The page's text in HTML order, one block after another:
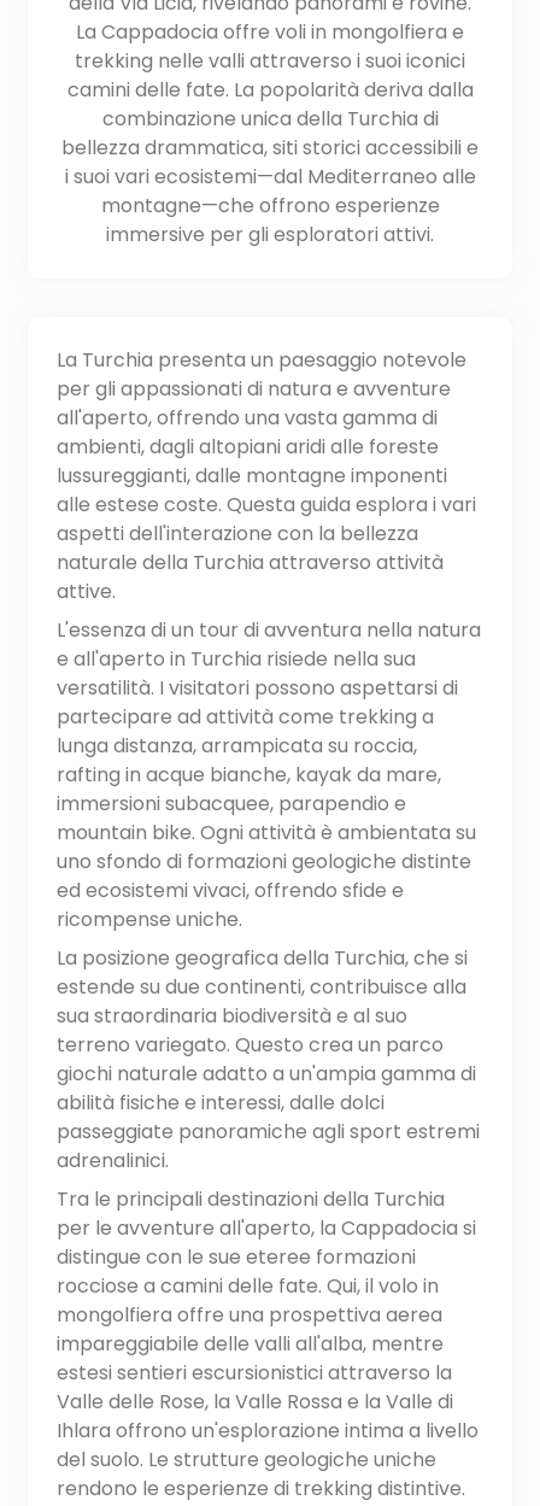
La Cappadocia offre voli in mongolfiera e
trekking nelle valli attraverso i suoi iconici
camini delle fate. La popolarità deriva dalla
combinazione unica della Turchia di
bellezza drammatica, siti storici accessibili e
i suoi vari ecosistemi—dal Mediterraneo alle
montagne—che offrono esperienze
immersive per gli esploratori attivi.
La Turchia presenta un paesaggio notevole
per gli appassionati di natura e avventure
all'aperto, offrendo una vasta gamma di
ambienti, dagli altopiani aridi alle foreste
lussureggianti, dalle montagne imponenti
alle estese coste. Questa guida esplora i vari
aspetti dell'interazione con la bellezza
naturale della Turchia attraverso attività
attive.
L'essenza di un tour di avventura nella natura
e all'aperto in Turchia risiede nella sua
versatilità. I visitatori possono aspettarsi di
partecipare ad attività come trekking a
lunga distanza, arrampicata su roccia,
rafting in acque bianche, kayak da mare,
immersioni subacquee, parapendio e
mountain bike. Ogni attività è ambientata su
uno sfondo di formazioni geologiche distinte
ed ecosistemi vivaci, offrendo sfide e
ricompense uniche.
La posizione geografica della Turchia, che si
estende su due continenti, contribuisce alla
sua straordinaria biodiversità e al suo
terreno variegato. Questo crea un parco
giochi naturale adatto a un'ampia gamma di
abilità fisiche e interessi, dalle dolci
passeggiate panoramiche agli sport estremi
adrenalinici.
Tra le principali destinazioni della Turchia
per le avventure all'aperto, la Cappadocia si
distingue con le sue eteree formazioni
rocciose a camini delle fate. Qui, il volo in
mongolfiera offre una prospettiva aerea
impareggiabile delle valli all'alba, mentre
estesi sentieri escursionistici attraverso la
Valle delle Rose, la Valle Rossa e la Valle di
Ihlara offrono un'esplorazione intima a livello
del suolo. Le strutture geologiche uniche
rendono le esperienze di trekking distintive.